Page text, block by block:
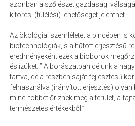
azonban a szőlészet gazdasági
kitörési (túlélési) lehetőséget jelenthet.
Az ökológiai szemléletet a pincében is
biotechnológiák, s a hűtött erjesztésű
eredményeként ezek a bioborok
és ízüket. ” A borászatban célunk a
tartva, de a részben saját fejlesztésű
felhasználva (irányított erjesztés) olyan
minél többet őriznek meg a terület, a
természetes értékekből.”